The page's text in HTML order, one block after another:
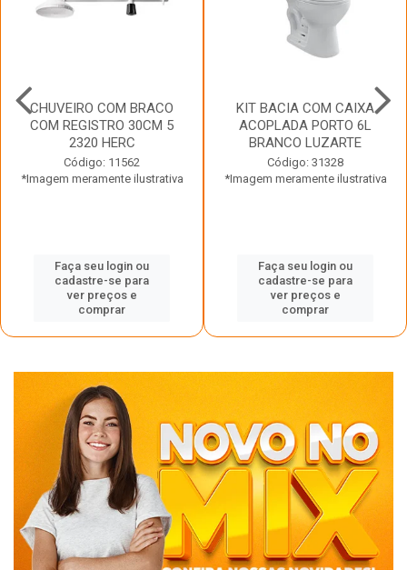
CHUVEIRO COM BRACO
COM REGISTRO 30CM 5
2320 HERC
Código: 11562
*Imagem meramente ilustrativa
Faça seu login ou
cadastre-se para
ver preços e
comprar
KIT BACIA COM CAIXA
ACOPLADA PORTO 6L
BRANCO LUZARTE
Código: 31328
*Imagem meramente ilustrativa
Faça seu login ou
cadastre-se para
ver preços e
comprar